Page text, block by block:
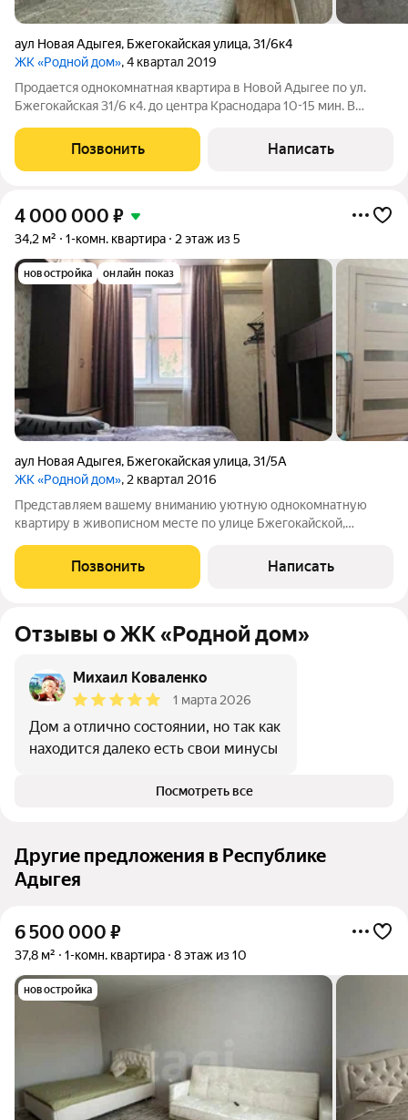
аул Новая Адыгея, Бжегокайская улица,31/6к4
ЖК «Родной дом», 4 квартал 2019
Продается однокомнатная квартира в Новой Адыгее по ул.
Бжегокайская 31/6 к4. до центра Краснодара 10-15 мин. В
«Пятёрочка» (Бжегокайская ул., 31/1к1) и «КрасноеБелое»
(Бжегокайская ул., 31/4к1).
Позвонить Написать
4 000 000 ₽
34,2 м² 1-комн. квартира 2 этаж из 5
новостройка онлайн показ
аул Новая Адыгея, Бжегокайская улица,31/5А
ЖК «Родной дом», 2 квартал 2016
Представляем вашему вниманию уютную однокомнатную
квартиру в живописном месте по улице Бжегокайской,
кто ценит комфорт и современный стиль жизни. Общая
площадь 34,2 кв.м позволяет создать
Позвонить Написать
Отзывы о ЖК «Родной дом»
Михаил Коваленко
1 марта 2026
Дом а отлично состоянии, но так как
находится далеко есть свои минусы
Посмотреть все
Другие предложения в Республике
Адыгея
6 500 000 ₽
37,8 м² 1-комн. квартира 8 этаж из 10
новостройка